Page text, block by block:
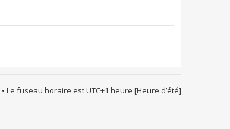
• Le fuseau horaire est UTC+1 heure [Heure d’été]